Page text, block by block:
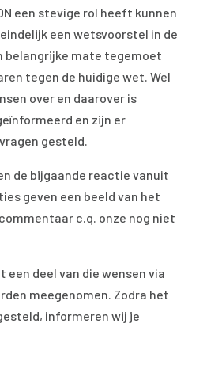
een stevige rol heeft kunnen
een wetsvoorstel in de
belangrijke mate tegemoet
tegen de huidige wet. Wel
over en daarover is
en zijn er
gesteld.
de bijgaande reactie vanuit
geven een beeld van het
c.q. onze nog niet
een deel van die wensen via
meegenomen. Zodra het
informeren wij je